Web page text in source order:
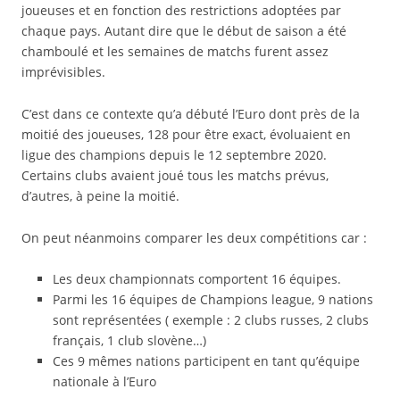
joueuses et en fonction des restrictions adoptées par
chaque pays. Autant dire que le début de saison a été
chamboulé et les semaines de matchs furent assez
imprévisibles.
C’est dans ce contexte qu’a débuté l’Euro dont près de la
moitié des joueuses, 128 pour être exact, évoluaient en
ligue des champions depuis le 12 septembre 2020.
Certains clubs avaient joué tous les matchs prévus,
d’autres, à peine la moitié.
On peut néanmoins comparer les deux compétitions car :
Les deux championnats comportent 16 équipes.
Parmi les 16 équipes de Champions league, 9 nations
sont représentées ( exemple : 2 clubs russes, 2 clubs
français, 1 club slovène…)
Ces 9 mêmes nations participent en tant qu’équipe
nationale à l’Euro